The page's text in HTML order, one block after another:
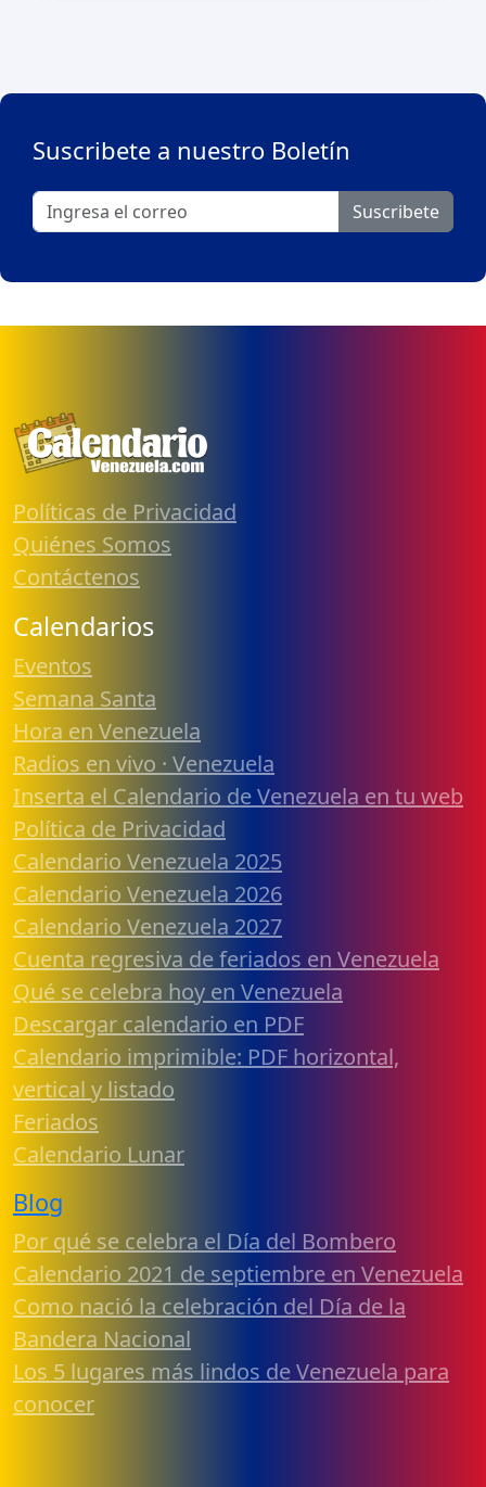
Suscribete a nuestro Boletín
Suscribete
Políticas de Privacidad
Quiénes Somos
Contáctenos
Calendarios
Eventos
Semana Santa
Hora en Venezuela
Radios en vivo · Venezuela
Inserta el Calendario de Venezuela en tu web
Política de Privacidad
Calendario Venezuela 2025
Calendario Venezuela 2026
Calendario Venezuela 2027
Cuenta regresiva de feriados en Venezuela
Qué se celebra hoy en Venezuela
Descargar calendario en PDF
Calendario imprimible: PDF horizontal,
vertical y listado
Feriados
Calendario Lunar
Blog
Por qué se celebra el Día del Bombero
Calendario 2021 de septiembre en Venezuela
Como nació la celebración del Día de la
Bandera Nacional
Los 5 lugares más lindos de Venezuela para
conocer